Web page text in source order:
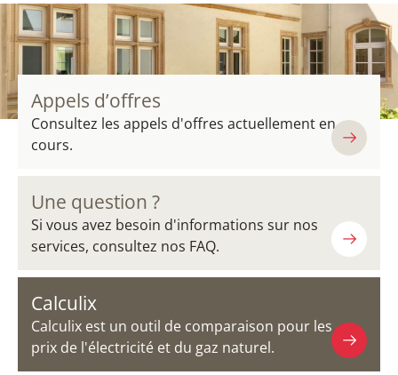
Appels d’offres
Consultez les appels d'offres actuellement en
cours.
Une question ?
Si vous avez besoin d'informations sur nos
services, consultez nos FAQ.
Calculix
Calculix est un outil de comparaison pour les
prix de l'électricité et du gaz naturel.